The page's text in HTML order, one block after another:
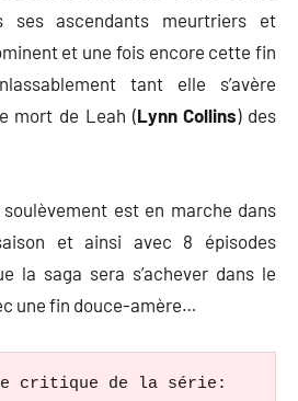
ses ascendants meurtriers et
et une fois encore cette fin
tant elle s’avère
mort de Leah (Lynn Collins) des
est en marche dans
et ainsi avec 8 épisodes
la saga sera s’achever dans le
une fin douce-amère…